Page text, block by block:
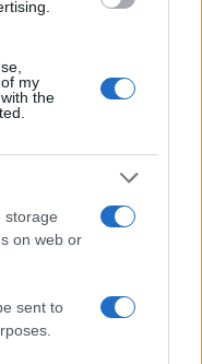
my
the
storage
on web or
sent to
di orientare
secondo le
plurale, è
Il pluralismo
della realtà viene
Una situazione